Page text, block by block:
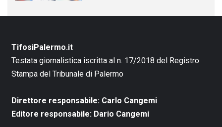
TifosiPalermo.it
Testata giornalistica iscritta al n. 17/2018 del Registro
Stampa del Tribunale di Palermo
Direttore responsabile: Carlo Cangemi
Editore responsabile: Dario Cangemi